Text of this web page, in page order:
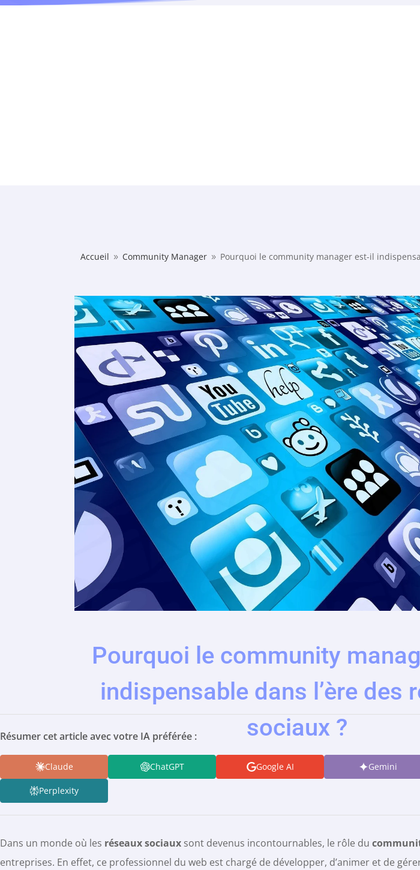
Accueil 9 Community Manager 9 Pourquoi le community manager est-il
Pourquoi le community
indispensable dans l’ère des
sociaux ?
Résumer cet article avec votre IA préférée :
Claude ChatGPT Google AI Gemini
Perplexity
Dans un monde où les réseaux sociaux sont devenus incontournables, le rôle du
entreprises. En effet, ce professionnel du web est chargé de développer, d’animer et de